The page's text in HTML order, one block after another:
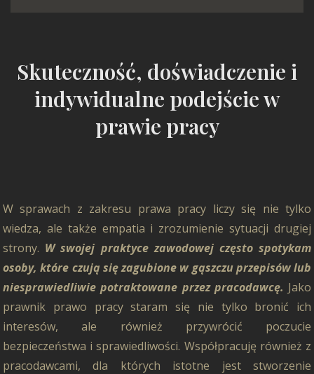
Skuteczność, doświadczenie i
indywidualne podejście w
prawie pracy
W sprawach z zakresu prawa pracy liczy się nie tylko
wiedza, ale także empatia i zrozumienie sytuacji drugiej
strony. W swojej praktyce zawodowej często spotykam
osoby, które czują się zagubione w gąszczu przepisów lub
niesprawiedliwie potraktowane przez pracodawcę. Jako
prawnik prawo pracy staram się nie tylko bronić ich
interesów, ale również przywrócić poczucie
bezpieczeństwa i sprawiedliwości. Współpracuję również z
pracodawcami, dla których istotne jest stworzenie